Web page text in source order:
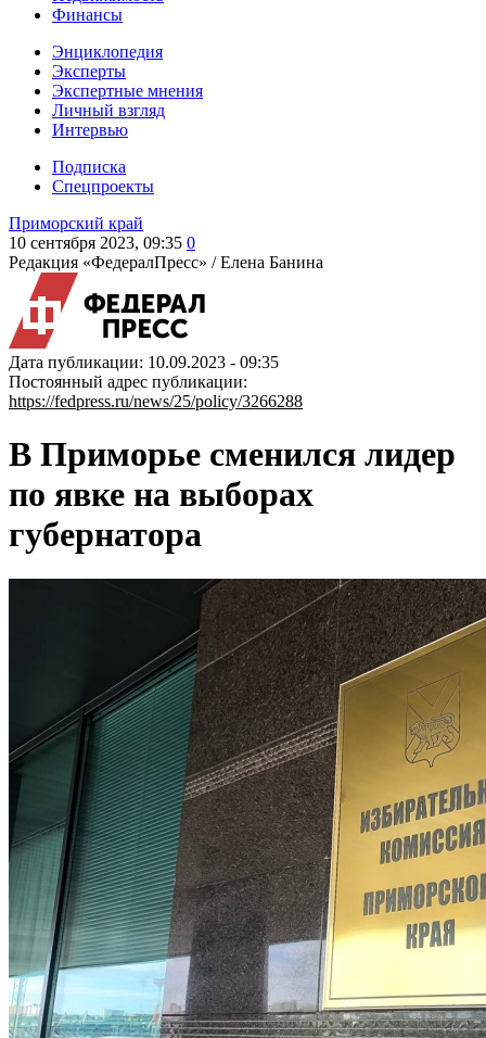
Финансы
Энциклопедия
Эксперты
Экспертные мнения
Личный взгляд
Интервью
Подписка
Спецпроекты
Приморский край
10 сентября 2023, 09:35 0
Редакция «ФедералПресс» /Елена Банина
Дата публикации: 10.09.2023 - 09:35
Постоянный адрес публикации:
https://fedpress.ru/news/25/policy/3266288
В Приморье сменился лидер
по явке на выборах
губернатора